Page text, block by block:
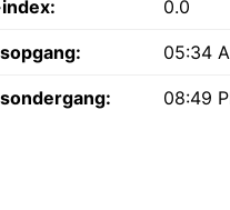
0.0
05:34
08:49